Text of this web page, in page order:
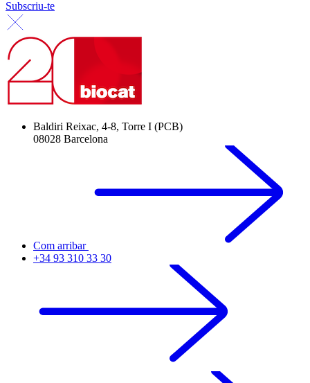
Subscriu-te
Baldiri Reixac, 4-8, Torre I (PCB)
08028 Barcelona
Com arribar
+34 93 310 33 30